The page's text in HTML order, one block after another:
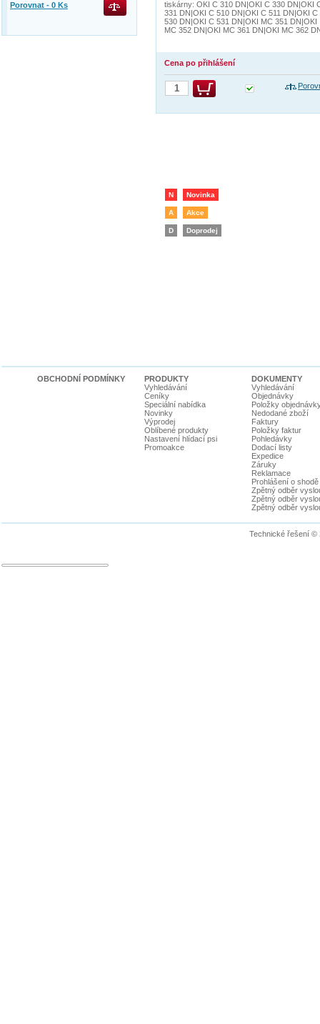
tiskárny: OKI C 310 DN|OKI C 330 DN|OKI
331 DN|OKI C 510 DN|OKI C 511 DN|OKI C
530 DN|OKI C 531 DN|OKI MC 351 DN|OKI
MC 352 DN|OKI MC 361 DN|OKI MC 362
Cena po přihlášení
N Novinka
A Akce
D Doprodej
Porovnat - 0 Ks
OBCHODNÍ PODMÍNKY
PRODUKTY
Vyhledávání
Ceníky
Speciální nabídka
Novinky
Výprodej
Oblíbené produkty
Nastavení hlídací psi
Promoakce
DOKUMENTY
Vyhledávání
Objednávky
Položky
Nedodané zboží
Faktury
Položky faktur
Pohledávky
Dodací listy
Expedice
Záruky
Reklamace
Prohlášení o shodě
Zpětný odběr
Zpětný odběr
Zpětný odběr
Technické řešení ©